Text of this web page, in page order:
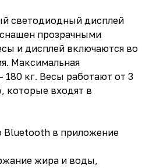
светодиодный дисплей
прозрачными
и дисплей включаются во
Максимальная
180 кг. Весы работают от 3
которые входят в
Bluetooth в приложение
жира и воды,